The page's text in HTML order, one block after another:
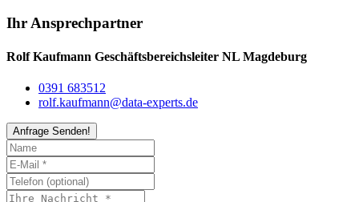
Ihr Ansprechpartner
Rolf Kaufmann Geschäftsbereichsleiter NL Magdeburg
0391 683512
rolf.kaufmann@data-experts.de
Anfrage Senden!